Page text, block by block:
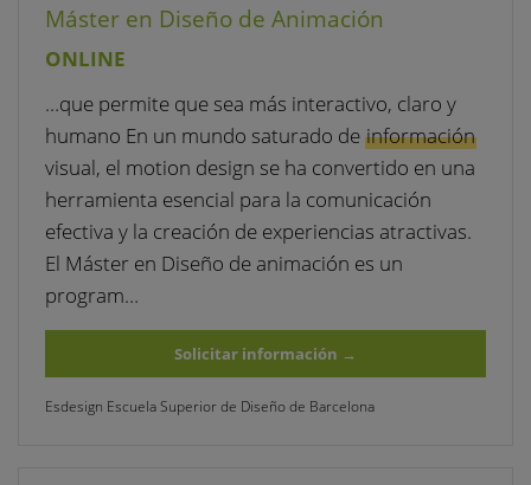
Máster en Diseño de Animación
ONLINE
…que permite que sea más interactivo, claro y
humano En un mundo saturado de información
visual, el motion design se ha convertido en una
herramienta esencial para la comunicación
efectiva y la creación de experiencias atractivas.
El Máster en Diseño de animación es un
program…
Solicitar información →
Esdesign Escuela Superior de Diseño de Barcelona